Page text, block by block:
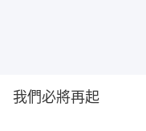
我們必將再起